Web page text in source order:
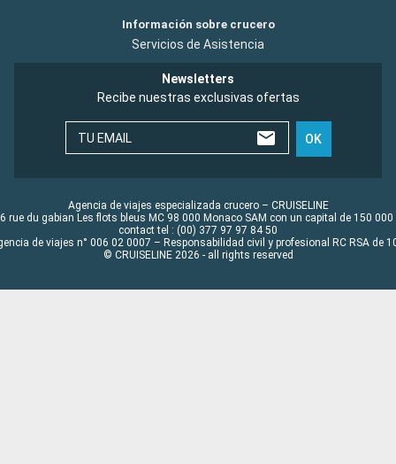
Información sobre crucero
Servicios de Asistencia
Newsletters
Recibe nuestras exclusivas ofertas
TU EMAIL OK
Agencia de viajes especializada crucero – CRUISELINE
rue du gabian Les flots bleus MC 98 000 Monaco SAM con un capital de 150 000
contact tel : (00) 377 97 97 84 50
de viajes n° 006 02 0007 – Responsabilidad civil y profesional RC RSA de
© CRUISELINE 2026 - all rights reserved